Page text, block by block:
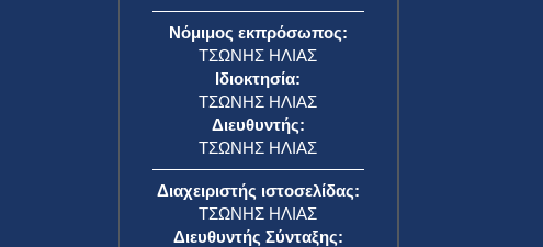
Νόμιμος εκπρόσωπος:
ΤΣΩΝΗΣ ΗΛΙΑΣ
Ιδιοκτησία:
ΤΣΩΝΗΣ ΗΛΙΑΣ
Διευθυντής:
ΤΣΩΝΗΣ ΗΛΙΑΣ
Διαχειριστής ιστοσελίδας:
ΤΣΩΝΗΣ ΗΛΙΑΣ
Διευθυντής Σύνταξης: